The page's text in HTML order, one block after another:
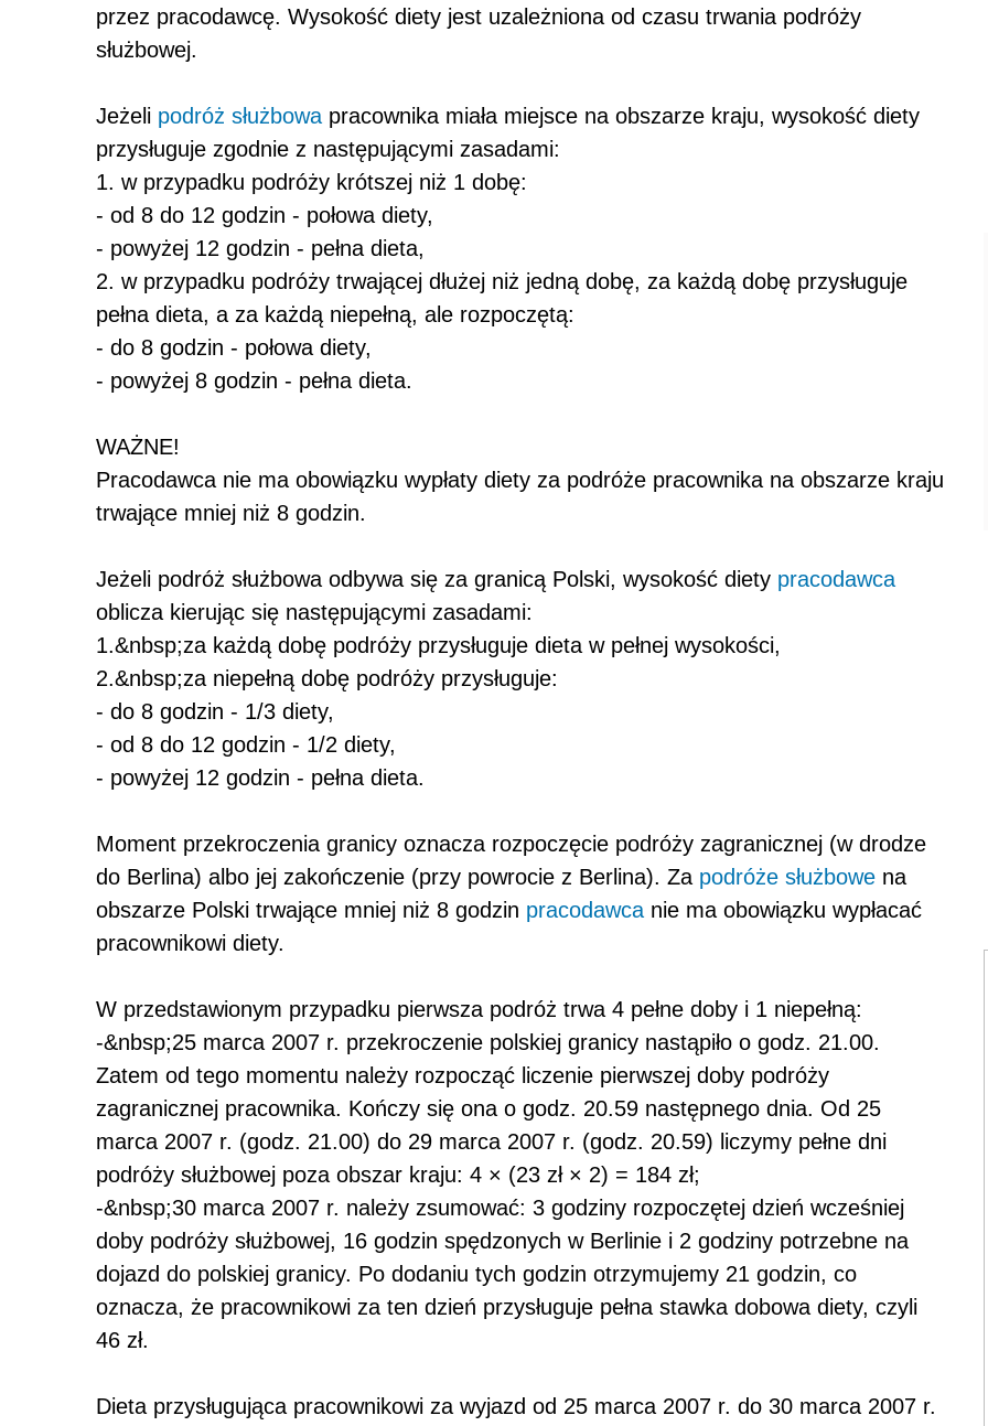
przez pracodawcę. Wysokość diety jest uzależniona od czasu trwania podróży
służbowej.
Jeżeli podróż służbowa pracownika miała miejsce na obszarze kraju, wysokość diety
przysługuje zgodnie z następującymi zasadami:
1. w przypadku podróży krótszej niż 1 dobę:
- od 8 do 12 godzin - połowa diety,
- powyżej 12 godzin - pełna dieta,
2. w przypadku podróży trwającej dłużej niż jedną dobę, za każdą dobę przysługuje
pełna dieta, a za każdą niepełną, ale rozpoczętą:
- do 8 godzin - połowa diety,
- powyżej 8 godzin - pełna dieta.
WAŻNE!
Pracodawca nie ma obowiązku wypłaty diety za podróże pracownika na obszarze kraju
trwające mniej niż 8 godzin.
Jeżeli podróż służbowa odbywa się za granicą Polski, wysokość diety pracodawca
oblicza kierując się następującymi zasadami:
1.&nbsp;za każdą dobę podróży przysługuje dieta w pełnej wysokości,
2.&nbsp;za niepełną dobę podróży przysługuje:
- do 8 godzin - 1/3 diety,
- od 8 do 12 godzin - 1/2 diety,
- powyżej 12 godzin - pełna dieta.
Moment przekroczenia granicy oznacza rozpoczęcie podróży zagranicznej (w drodze
do Berlina) albo jej zakończenie (przy powrocie z Berlina). Za podróże służbowe na
obszarze Polski trwające mniej niż 8 godzin pracodawca nie ma obowiązku wypłacać
pracownikowi diety.
W przedstawionym przypadku pierwsza podróż trwa 4 pełne doby i 1 niepełną:
-&nbsp;25 marca 2007 r. przekroczenie polskiej granicy nastąpiło o godz. 21.00.
Zatem od tego momentu należy rozpocząć liczenie pierwszej doby podróży
zagranicznej pracownika. Kończy się ona o godz. 20.59 następnego dnia. Od 25
marca 2007 r. (godz. 21.00) do 29 marca 2007 r. (godz. 20.59) liczymy pełne dni
podróży służbowej poza obszar kraju: 4 × (23 zł × 2) = 184 zł;
-&nbsp;30 marca 2007 r. należy zsumować: 3 godziny rozpoczętej dzień wcześniej
doby podróży służbowej, 16 godzin spędzonych w Berlinie i 2 godziny potrzebne na
dojazd do polskiej granicy. Po dodaniu tych godzin otrzymujemy 21 godzin, co
oznacza, że pracownikowi za ten dzień przysługuje pełna stawka dobowa diety, czyli
46 zł.
Dieta przysługująca pracownikowi za wyjazd od 25 marca 2007 r. do 30 marca 2007 r.